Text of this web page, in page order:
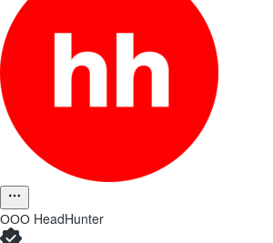
ООО HeadHunter